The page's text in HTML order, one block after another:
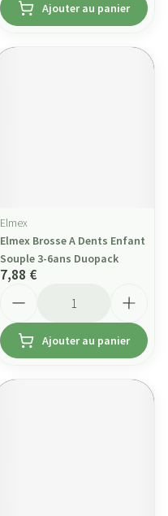
Ajouter au panier
Elmex
Elmex Brosse A Dents Enfant
Souple 3-6ans Duopack
7,88 €
Ajouter au panier